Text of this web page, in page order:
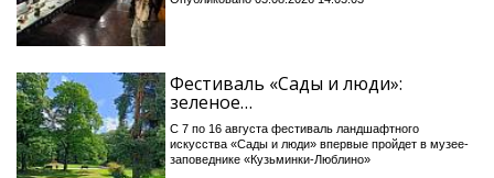
Фестиваль «Сады и люди»:
зеленое…
С 7 по 16 августа фестиваль ландшафтного
искусства «Сады и люди» впервые пройдет в музее-
заповеднике «Кузьминки-Люблино»